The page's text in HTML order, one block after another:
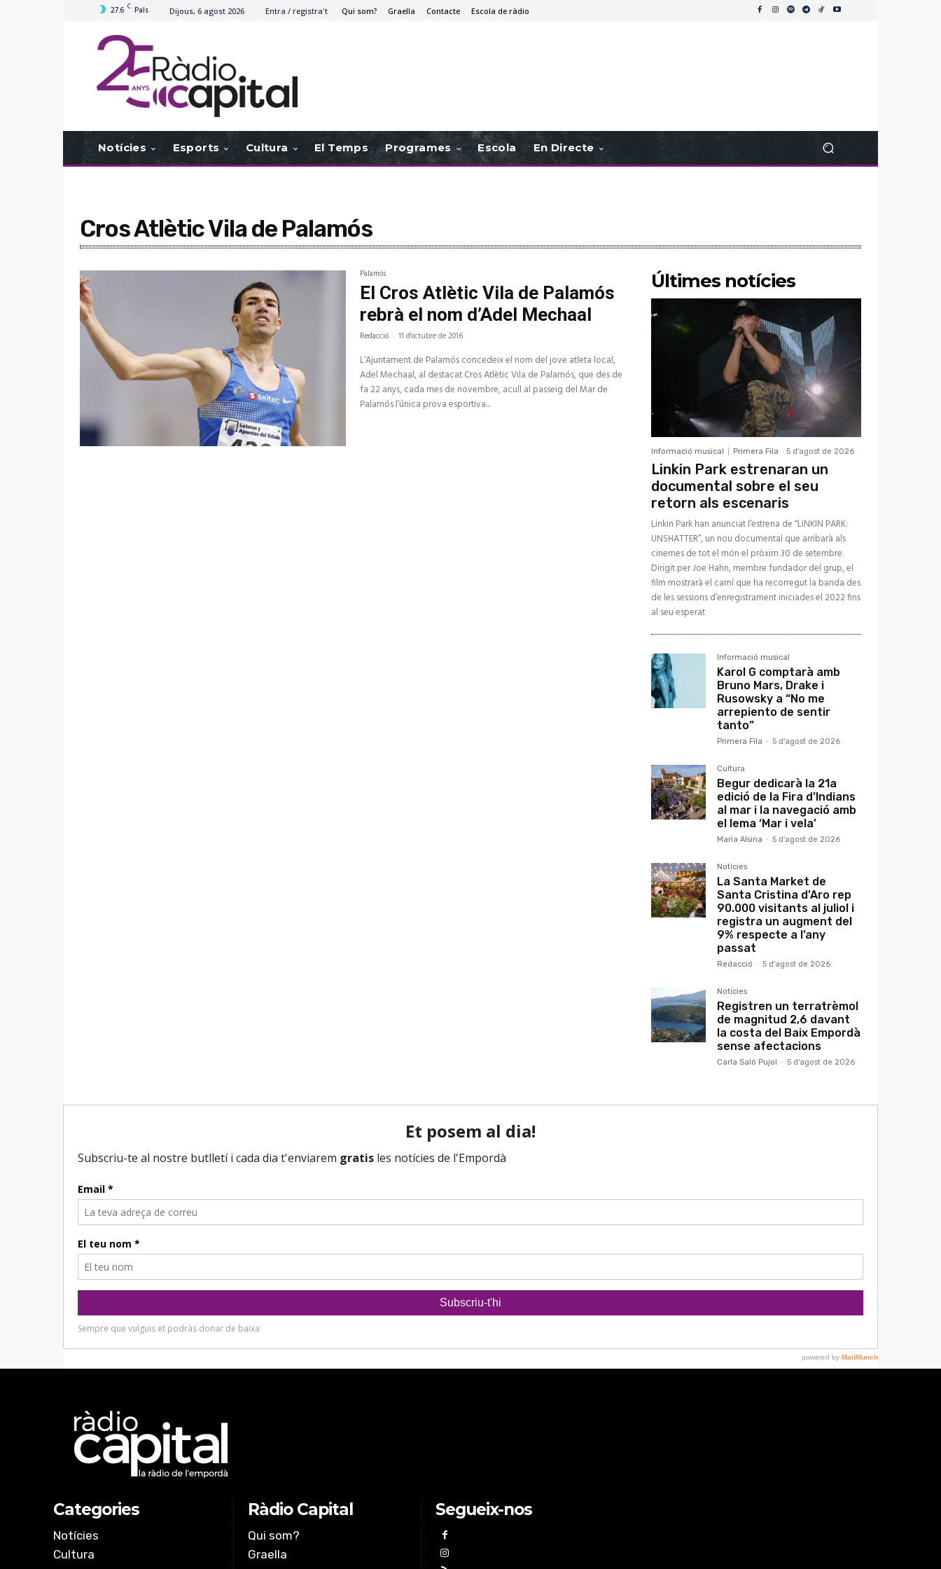
27.6 C Pals Dijous, 6 agost 2026 Entra / registra't Qui som? Graella Contacte Escola de ràdio
Notícies Esports Cultura El Temps Programes Escola En Directe
Cros Atlètic Vila de Palamós
Palamós
El Cros Atlètic Vila de Palamós
rebrà el nom d’Adel Mechaal
Redacció - 11 d'octubre de 2016
L’Ajuntament de Palamós concedeix el nom del jove atleta local,
Adel Mechaal, al destacat Cros Atlètic Vila de Palamós, que des de
fa 22 anys, cada mes de novembre, acull al passeig del Mar de
Palamós l’única prova esportiva...
Últimes notícies
Informació musical Primera Fila - 5 d'agost de 2026
Linkin Park estrenaran un
documental sobre el seu
retorn als escenaris
Linkin Park han anunciat l’estrena de “LINKIN PARK:
UNSHATTER”, un nou documental que arribarà als
cinemes de tot el món el pròxim 30 de setembre.
Dirigit per Joe Hahn, membre fundador del grup, el
film mostrarà el camí que ha recorregut la banda des
de les sessions d’enregistrament iniciades el 2022 fins
al seu esperat
Informació musical
Karol G comptarà amb
Bruno Mars, Drake i
Rusowsky a “No me
arrepiento de sentir
tanto”
Primera Fila - 5 d'agost de 2026
Cultura
Begur dedicarà la 21a
edició de la Fira d’Indians
al mar i la navegació amb
el lema ‘Mar i vela’
Maria Alsina - 5 d'agost de 2026
Notícies
La Santa Market de
Santa Cristina d’Aro rep
90.000 visitants al juliol i
registra un augment del
9% respecte a l’any
passat
Redacció - 5 d'agost de 2026
Notícies
Registren un terratrèmol
de magnitud 2,6 davant
la costa del Baix Empordà
sense afectacions
Carla Saló Pujol - 5 d'agost de 2026
Categories
Notícies
Cultura
Ràdio Capital
Qui som?
Graella
Segueix-nos